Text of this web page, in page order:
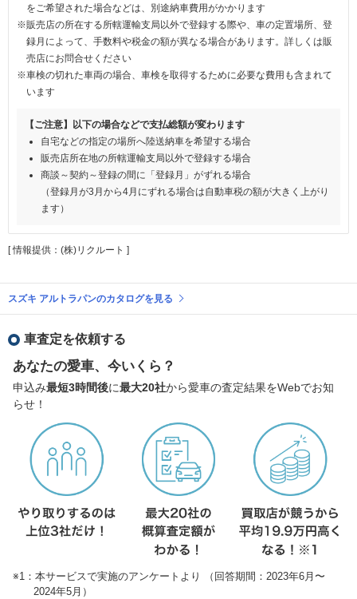
をご希望された場合などは、別途納車費用がかかります
※販売店の所在する所轄運輸支局以外で登録する際や、車の定置場所、登
録月によって、手数料や税金の額が異なる場合があります。詳しくは販
売店にお問合せください
※車検の切れた車両の場合、車検を取得するために必要な費用も含まれて
います
【ご注意】以下の場合などで支払総額が変わります
自宅などの指定の場所へ陸送納車を希望する場合
販売店所在地の所轄運輸支局以外で登録する場合
商談～契約～登録の間に「登録月」がずれる場合
（登録月が3月から4月にずれる場合は自動車税の額が大きく上がり
ます）
[ 情報提供：(株)リクルート ]
スズキ アルトラパンのカタログを見る
車査定を依頼する
あなたの愛車、今いくら？
申込み最短3時間後に最大20社から愛車の査定結果をWebでお知
らせ！
※1：本サービスで実施のアンケートより （回答期間：2023年6月〜
2024年5月）